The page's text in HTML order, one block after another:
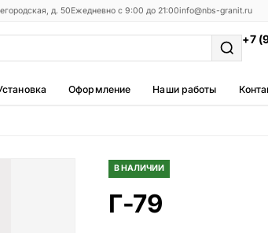
д. 50Ежедневно с 9:00 до 21:00info@nbs-granit.ru
+7
Оформление Наши работы
В НАЛИЧИИ
Г-79